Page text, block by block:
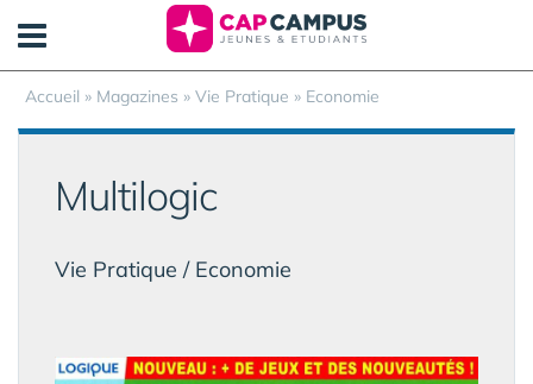
Accueil » Magazines » Vie Pratique » Economie
Multilogic
Vie Pratique / Economie
Panneau de gestion des cookies